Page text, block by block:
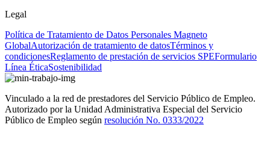
Legal
Política de Tratamiento de Datos Personales Magneto
GlobalAutorización de tratamiento de datosTérminos y
condicionesReglamento de prestación de servicios SPEFormulario
Línea ÉticaSostenibilidad
Vinculado a la red de prestadores del Servicio Público de Empleo.
Autorizado por la Unidad Administrativa Especial del Servicio
Público de Empleo según resolución No. 0333/2022